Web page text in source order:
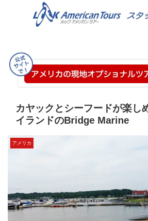
カヤックとシーフードが楽し
イランドのBridge Marine
アメリカ